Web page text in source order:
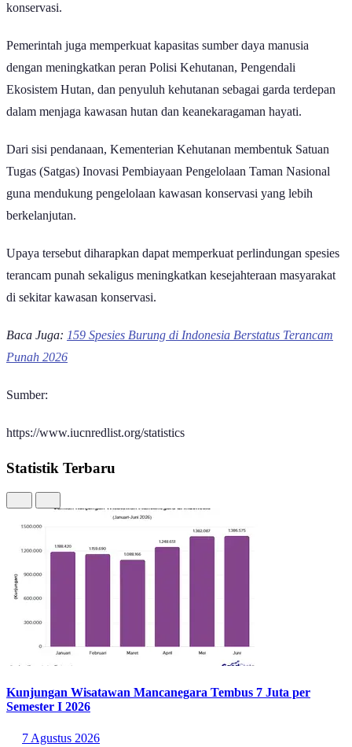
konservasi.
Pemerintah juga memperkuat kapasitas sumber daya manusia
dengan meningkatkan peran Polisi Kehutanan, Pengendali
Ekosistem Hutan, dan penyuluh kehutanan sebagai garda terdepan
dalam menjaga kawasan hutan dan keanekaragaman hayati.
Dari sisi pendanaan, Kementerian Kehutanan membentuk Satuan
Tugas (Satgas) Inovasi Pembiayaan Pengelolaan Taman Nasional
guna mendukung pengelolaan kawasan konservasi yang lebih
berkelanjutan.
Upaya tersebut diharapkan dapat memperkuat perlindungan spesies
terancam punah sekaligus meningkatkan kesejahteraan masyarakat
di sekitar kawasan konservasi.
Baca Juga: 159 Spesies Burung di Indonesia Berstatus Terancam
Punah 2026
Sumber:
https://www.iucnredlist.org/statistics
Statistik Terbaru
Kunjungan Wisatawan Mancanegara Tembus 7 Juta per
Semester I 2026
7 Agustus 2026